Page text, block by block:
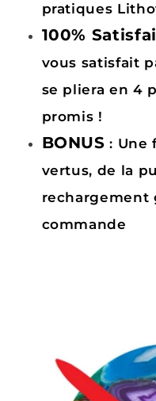
pratiques
100%
vous satisfait
se pliera en 4
promis !
BONUS : Une
vertus, de la
rechargement
commande